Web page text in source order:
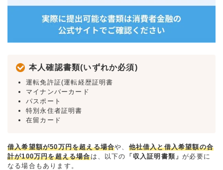
本人確認書類(いずれか必須)
運転免許証(運転経歴証明書
マイナンバーカード
パスポート
特別永住者証明書
在留カード
借入希望額が50万円を超える場合や、 他社借入と借入希望額の合
計が100万円を超える場合は、以下の 「収入証明書類」が必要に
なる場合もあります。